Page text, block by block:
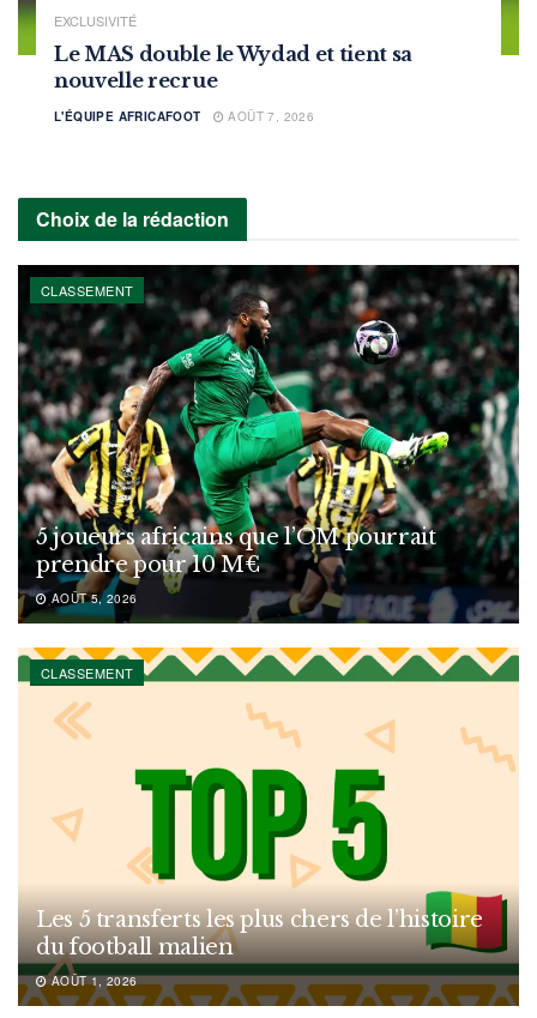
EXCLUSIVITÉ
Le MAS double le Wydad et tient sa
nouvelle recrue
L'ÉQUIPE AFRICAFOOT AOÛT 7, 2026
Choix de la rédaction
CLASSEMENT
5 joueurs africains que l’OM pourrait
prendre pour 10 M€
AOÛT 5, 2026
CLASSEMENT
Les 5 transferts les plus chers de l’histoire
du football malien
AOÛT 1, 2026